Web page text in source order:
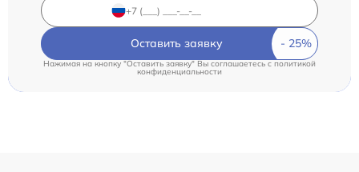
Оставить заявку
Нажимая на кнопку "Оставить заявку" Вы соглашаетесь c политикой
конфиденциальности